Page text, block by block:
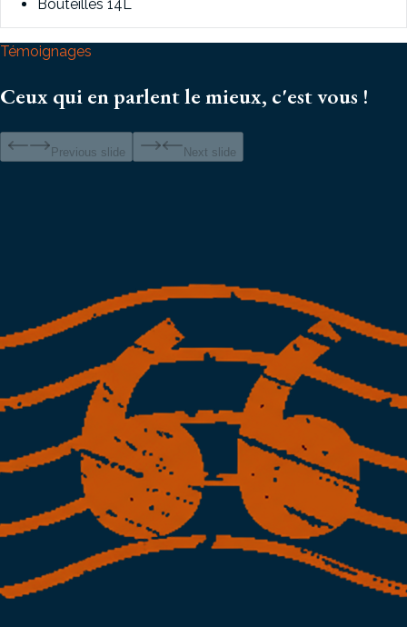
Bouteilles 14L
Témoignages
Ceux qui en parlent le mieux, c'est vous !
Previous slide Next slide